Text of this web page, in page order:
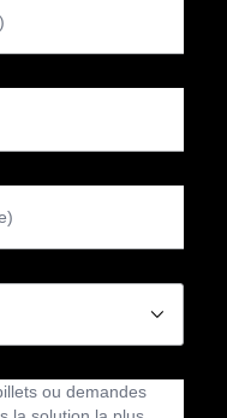
􀆈